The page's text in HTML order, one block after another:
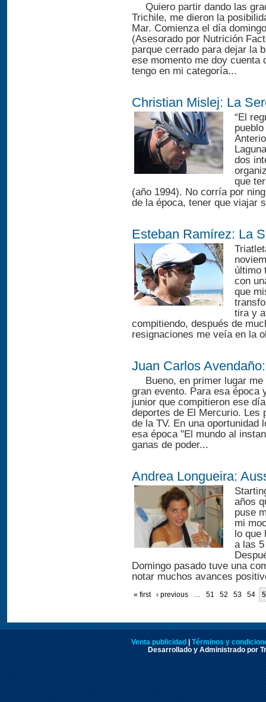
Quiero partir dando las
Trichile, me dieron la
Mar. Comienza el día
(Asesorado por Nutrición
parque cerrado para dejar la
ese momento me doy cuenta
tengo en mi categoría...
Christian Mislej: La
“El
dos
que
(año 1994). No corría por
de la época, tener que viajar
Esteban Ramírez: La
último
con
que
tira y
compitiendo, después de
resignaciones me veía en la
Juan Carlos
Bueno, en primer lugar
gran evento. Para esa época
junior que compitieron ese
deportes de El Mercurio. Les
de la TV. En una oportunidad
esa época "El mundo al
ganas de poder...
Andrea Longueira:
años
puse
mi
lo que
a las
Domingo pasado tuve una
notar muchos avances
« first ‹ previous … 51 52 53 54
Venta publicidad
Términos y
Desarrollado y Administrado por